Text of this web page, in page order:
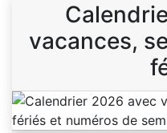
vacances,